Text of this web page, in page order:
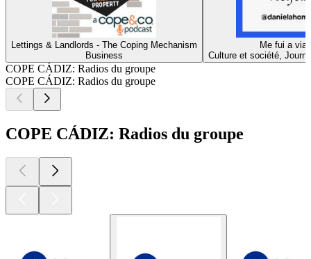
Lettings & Landlords - The Coping Mechanism
Business
Me fui a
Culture et société,
COPE CÁDIZ: Radios du groupe
COPE CÁDIZ: Radios du groupe
COPE CÁDIZ: Radios du groupe